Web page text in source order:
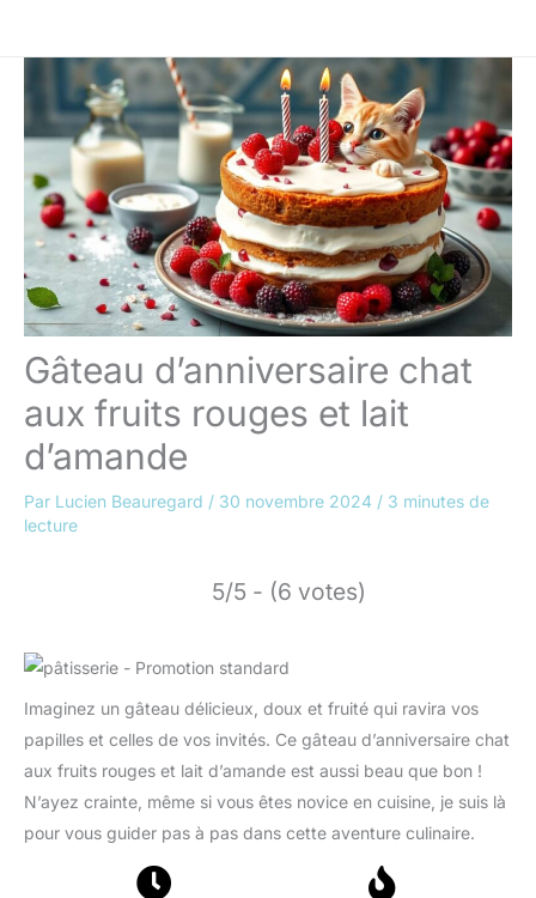
Gâteau d’anniversaire chat
aux fruits rouges et lait
d’amande
Par Lucien Beauregard / 30 novembre 2024 / 3 minutes de
lecture
5/5 - (6 votes)
Imaginez un gâteau délicieux, doux et fruité qui ravira vos
papilles et celles de vos invités. Ce gâteau d’anniversaire chat
aux fruits rouges et lait d’amande est aussi beau que bon !
N’ayez crainte, même si vous êtes novice en cuisine, je suis là
pour vous guider pas à pas dans cette aventure culinaire.